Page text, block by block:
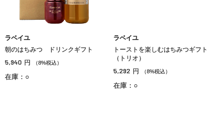
ラベイユ
朝のはちみつ ドリンクギフト
5,940 円 （8%税込）
在庫：○
ラベイユ
トーストを楽しむはちみつギフト
（トリオ）
5,292 円 （8%税込）
在庫：○